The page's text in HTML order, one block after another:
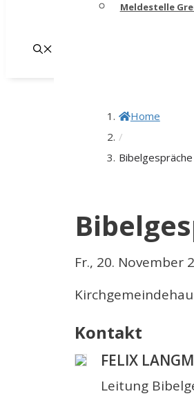
Meldestelle
Home
/
Bibelgespräche
Fr., 20. November
Kontakt
FELIX
Leitung